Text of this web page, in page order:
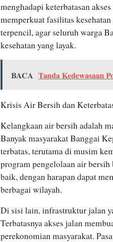
menghadapi keterbatasan
memperkuat fasilitas
terpencil, agar seluruh warga
kesehatan yang layak.
BACA Tanda Kedewasaan
Krisis Air Bersih dan
Kelangkaan air bersih adalah
Banyak masyarakat Banggai
terbatas, terutama di musim
program pengelolaan air
baik, dengan harapan dapat
berbagai wilayah.
Di sisi lain, infrastruktur jalan
Terbatasnya akses jalan
perekonomian masyarakat.